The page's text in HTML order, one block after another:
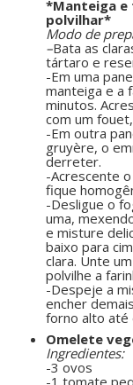
*Manteiga
polvilhar*
Modo de
–Bata as
tártaro e
-Em uma
manteiga e a
minutos.
com um
-Em outra
gruyère, o
derreter.
-Acrescente
fique
-Desligue o
uma,
e misture
baixo para
clara. Unte
polvilhe a
-Despeje a
encher
forno alto até
Omelete
Ingredientes:
-3 ovos